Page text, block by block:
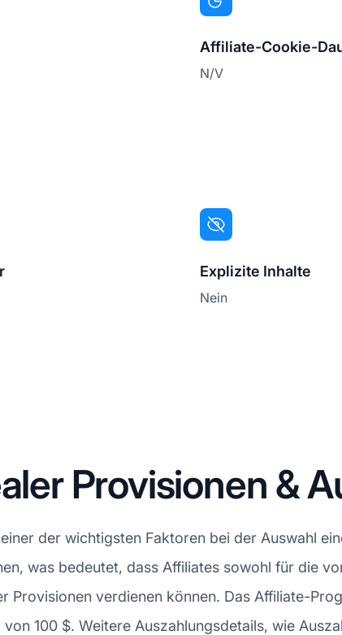
Affiliate-Cookie-
N/V
Explizite Inhalte
Nein
Provisionen &
der wichtigsten Faktoren bei der Auswahl
was bedeutet, dass Affiliates sowohl für die
Provisionen verdienen können. Das Affiliate-
100 $. Weitere Auszahlungsdetails, wie